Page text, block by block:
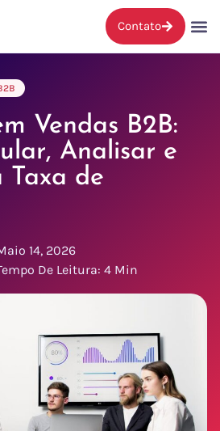
Contato
Vendas B2B:
Analisar e
Taxa de
14, 2026
De Leitura: 4 Min